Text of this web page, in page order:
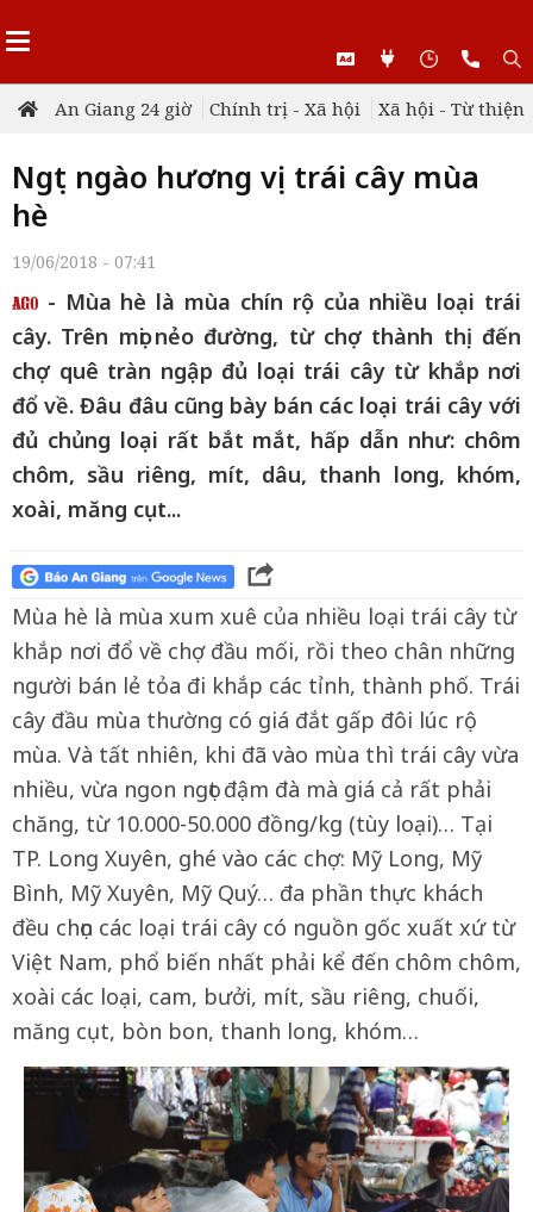
An Giang 24 giờ Chính trị - Xã hội Xã hội - Từ thiện
Ngọt ngào hương vị trái cây mùa
hè
19/06/2018 - 07:41
- Mùa hè là mùa chín rộ của nhiều loại trái
cây. Trên mọi nẻo đường, từ chợ thành thị đến
chợ quê tràn ngập đủ loại trái cây từ khắp nơi
đổ về. Đâu đâu cũng bày bán các loại trái cây với
đủ chủng loại rất bắt mắt, hấp dẫn như: chôm
chôm, sầu riêng, mít, dâu, thanh long, khóm,
xoài, măng cụt...
Mùa hè là mùa xum xuê của nhiều loại trái cây từ
khắp nơi đổ về chợ đầu mối, rồi theo chân những
người bán lẻ tỏa đi khắp các tỉnh, thành phố. Trái
cây đầu mùa thường có giá đắt gấp đôi lúc rộ
mùa. Và tất nhiên, khi đã vào mùa thì trái cây vừa
nhiều, vừa ngon ngọt đậm đà mà giá cả rất phải
chăng, từ 10.000-50.000 đồng/kg (tùy loại)… Tại
TP. Long Xuyên, ghé vào các chợ: Mỹ Long, Mỹ
Bình, Mỹ Xuyên, Mỹ Quý… đa phần thực khách
đều chọn các loại trái cây có nguồn gốc xuất xứ từ
Việt Nam, phổ biến nhất phải kể đến chôm chôm,
xoài các loại, cam, bưởi, mít, sầu riêng, chuối,
măng cụt, bòn bon, thanh long, khóm…